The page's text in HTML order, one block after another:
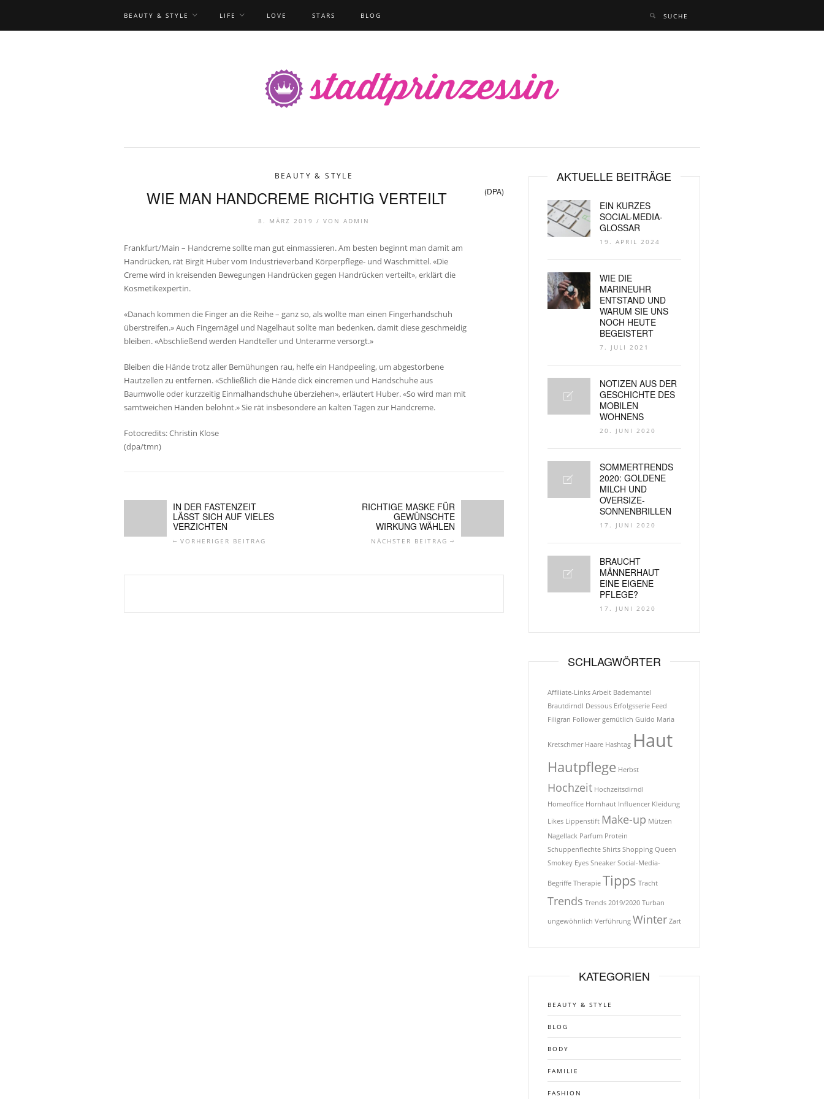
BEAUTY & STYLE LIFE LOVE STARS BLOG
BEAUTY & STYLE
WIE MAN HANDCREME RICHTIG VERTEILT (DPA)
8. MÄRZ 2019 / VON ADMIN
Frankfurt/Main – Handcreme sollte man gut einmassieren. Am besten beginnt man damit am
Handrücken, rät Birgit Huber vom Industrieverband Körperpflege- und Waschmittel. «Die
Creme wird in kreisenden Bewegungen Handrücken gegen Handrücken verteilt», erklärt die
Kosmetikexpertin.
«Danach kommen die Finger an die Reihe – ganz so, als wollte man einen Fingerhandschuh
überstreifen.» Auch Fingernägel und Nagelhaut sollte man bedenken, damit diese geschmeidig
bleiben. «Abschließend werden Handteller und Unterarme versorgt.»
Bleiben die Hände trotz aller Bemühungen rau, helfe ein Handpeeling, um abgestorbene
Hautzellen zu entfernen. «Schließlich die Hände dick eincremen und Handschuhe aus
Baumwolle oder kurzzeitig Einmalhandschuhe überziehen», erläutert Huber. «So wird man mit
samtweichen Händen belohnt.» Sie rät insbesondere an kalten Tagen zur Handcreme.
Fotocredits: Christin Klose
(dpa/tmn)
IN DER FASTENZEIT
LÄSST SICH AUF VIELES
VERZICHTEN
VORHERIGER BEITRAG
RICHTIGE MASKE FÜR
GEWÜNSCHTE
WIRKUNG WÄHLEN
NÄCHSTER BEITRAG
AKTUELLE BEITRÄGE
EIN KURZES
SOCIAL-MEDIA-
GLOSSAR
19. APRIL 2024
WIE DIE
MARINEUHR
ENTSTAND UND
WARUM SIE UNS
NOCH HEUTE
BEGEISTERT
7. JULI 2021
NOTIZEN AUS DER
GESCHICHTE DES
MOBILEN
WOHNENS
20. JUNI 2020
SOMMERTRENDS
2020: GOLDENE
MILCH UND
OVERSIZE-
SONNENBRILLEN
17. JUNI 2020
BRAUCHT
MÄNNERHAUT
EINE EIGENE
PFLEGE?
17. JUNI 2020
SCHLAGWÖRTER
Affiliate-Links Arbeit Bademantel
Brautdirndl Dessous Erfolgsserie Feed
Filigran Follower gemütlich Guido Maria
Kretschmer Haare Hashtag Haut
Hautpflege Herbst
Hochzeit Hochzeitsdirndl
Homeoffice Hornhaut Influencer Kleidung
Likes Lippenstift Make-up Mützen
Nagellack Parfum Protein
Schuppenflechte Shirts Shopping Queen
Smokey Eyes Sneaker Social-Media-
Begriffe Therapie Tipps Tracht
Trends Trends 2019/2020 Turban
ungewöhnlich Verführung Winter Zart
KATEGORIEN
BEAUTY & STYLE
BLOG
BODY
FAMILIE
FASHION